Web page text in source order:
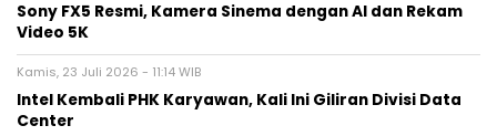
Sony FX5 Resmi, Kamera Sinema dengan AI dan Rekam
Video 5K
Kamis, 23 Juli 2026 - 11:14 WIB
Intel Kembali PHK Karyawan, Kali Ini Giliran Divisi Data
Center